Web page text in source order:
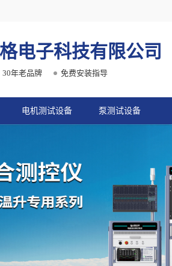
电子科技有限公司
30年老品牌 免费安装指导
电机测试设备 泵测试设备